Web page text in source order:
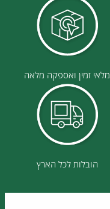
מלאי זמין ואספקה מלאה
הובלות לכל הארץ